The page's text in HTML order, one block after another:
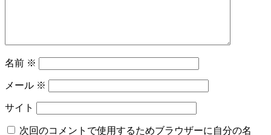
名前 ※
メール ※
サイト
次回のコメントで使用するためブラウザーに自分の名